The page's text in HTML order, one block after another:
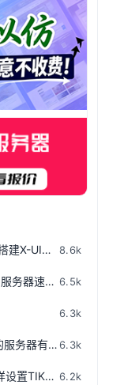
【零基础】搭建V2ray节点，一键搭建X-UI面板，目前最简单、最安全、最稳定的专属节点搭建方法，晚高峰高速稳定，4K秒开的科学上网 8.6k
韩国服务器线路速度怎么样？韩国服务器速度测评 6.5k
6.3k
什么是韩国KT服务器？这条线路的服务器有哪些特点？6.3k
手把手教会你,苹果手机iPhone怎样设置TIKTOK文的运营环境，手把手教你怎样运营海外抖音 服务器购买 6.2k